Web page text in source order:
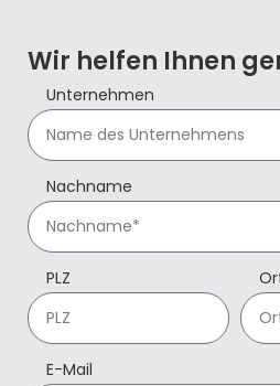
Wir helfen Ihnen
Unternehmen
Nachname
PLZ
E-Mail